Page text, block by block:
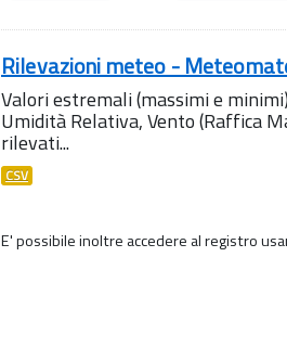
Rilevazioni meteo -
Valori estremali (massimi e
Umidità Relativa, Vento (Raffica
rilevati...
CSV
E' possibile inoltre accedere al registro